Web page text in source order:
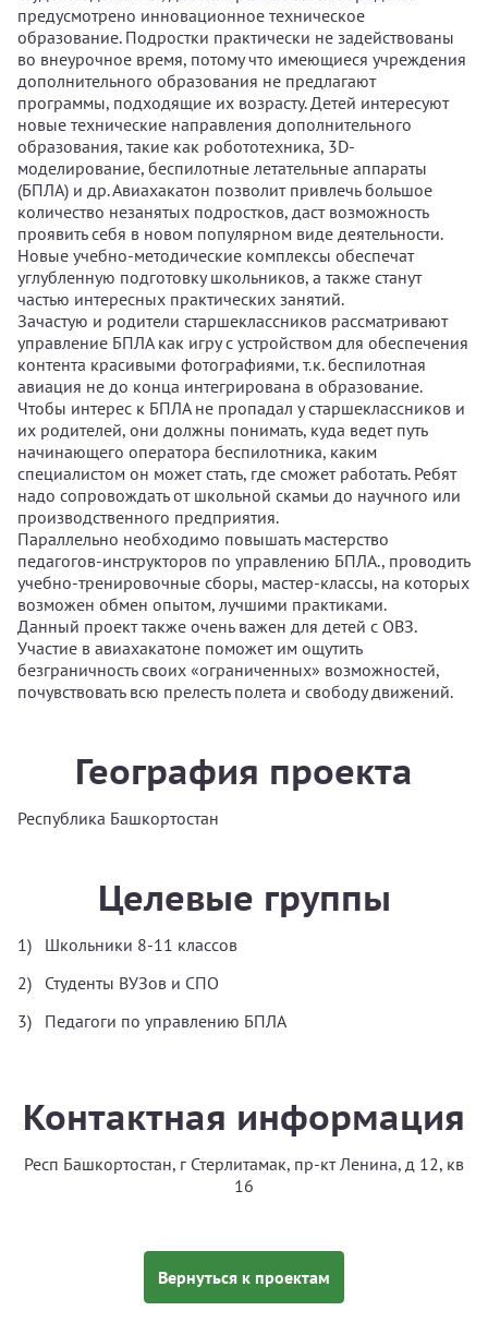
предусмотрено инновационное техническое
образование. Подростки практически не задействованы
во внеурочное время, потому что имеющиеся учреждения
дополнительного образования не предлагают
программы, подходящие их возрасту. Детей интересуют
новые технические направления дополнительного
образования, такие как робототехника, 3D-
моделирование, беспилотные летательные аппараты
(БПЛА) и др. Авиахакатон позволит привлечь большое
количество незанятых подростков, даст возможность
проявить себя в новом популярном виде деятельности.
Новые учебно-методические комплексы обеспечат
углубленную подготовку школьников, а также станут
частью интересных практических занятий.
Зачастую и родители старшеклассников рассматривают
управление БПЛА как игру с устройством для обеспечения
контента красивыми фотографиями, т.к. беспилотная
авиация не до конца интегрирована в образование.
Чтобы интерес к БПЛА не пропадал у старшеклассников и
их родителей, они должны понимать, куда ведет путь
начинающего оператора беспилотника, каким
специалистом он может стать, где сможет работать. Ребят
надо сопровождать от школьной скамьи до научного или
производственного предприятия.
Параллельно необходимо повышать мастерство
педагогов-инструкторов по управлению БПЛА., проводить
учебно-тренировочные сборы, мастер-классы, на которых
возможен обмен опытом, лучшими практиками.
Данный проект также очень важен для детей с ОВЗ.
Участие в авиахакатоне поможет им ощутить
безграничность своих «ограниченных» возможностей,
почувствовать всю прелесть полета и свободу движений.
География проекта
Республика Башкортостан
Целевые группы
Школьники 8-11 классов
Студенты ВУЗов и СПО
Педагоги по управлению БПЛА
Контактная информация
Респ Башкортостан, г Стерлитамак, пр-кт Ленина, д 12, кв
16
Вернуться к проектам